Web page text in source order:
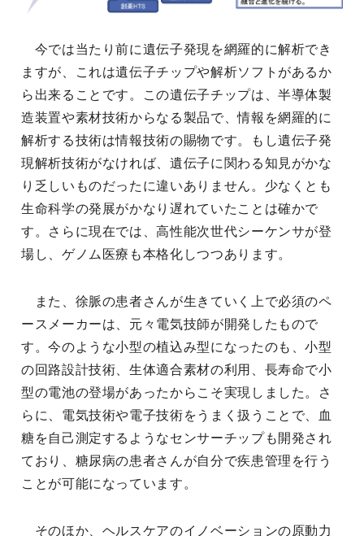
今では当たり前に遺伝子発現を網羅的に解析でき
ますが、これは遺伝子チップや解析ソフトがあるか
ら出来ることです。この遺伝子チップは、半導体製
造装置や素材技術からなる製品で、情報を網羅的に
解析する技術は情報技術の賜物です。もし遺伝子発
現解析技術がなければ、遺伝子に関わる知見がかな
り乏しいものだったに違いありません。少なくとも
生命科学の発展がかなり遅れていたことは確かで
す。さらに現在では、高性能次世代シーケンサが登
場し、ゲノム医療も本格化しつつあります。
また、徐脈の患者さんが生きていく上で必須のペ
ースメーカーは、元々電気技師が開発したもので
す。今のような小型の植込み型になったのも、小型
の回路設計技術、生体適合素材の利用、長寿命で小
型の電池の登場があったからこそ実現しました。さ
らに、電気技術や電子技術をうまく扱うことで、血
糖を自己測定するようなセンサーチップも開発され
ており、糖尿病の患者さんが自分で疾患管理を行う
ことが可能になっています。
そのほか、ヘルスケアのイノベーションの原動力